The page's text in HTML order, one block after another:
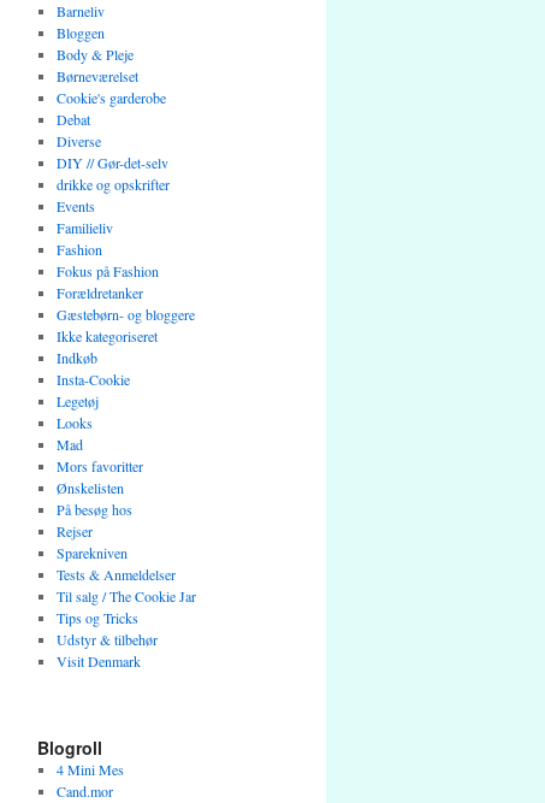
Barneliv
Bloggen
Body & Pleje
Børneværelset
Cookie's garderobe
Debat
Diverse
DIY // Gør-det-selv
drikke og opskrifter
Events
Familieliv
Fashion
Fokus på Fashion
Forældretanker
Gæstebørn- og bloggere
Ikke kategoriseret
Indkøb
Insta-Cookie
Legetøj
Looks
Mad
Mors favoritter
Ønskelisten
På besøg hos
Rejser
Sparekniven
Tests & Anmeldelser
Til salg / The Cookie Jar
Tips og Tricks
Udstyr & tilbehør
Visit Denmark
Blogroll
4 Mini Mes
Cand.mor